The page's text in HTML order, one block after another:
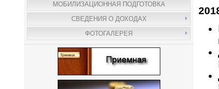
МОБИЛИЗАЦИОННАЯ ПОДГОТОВКА
СВЕДЕНИЯ О ДОХОДАХ
ФОТОГАЛЕРЕЯ